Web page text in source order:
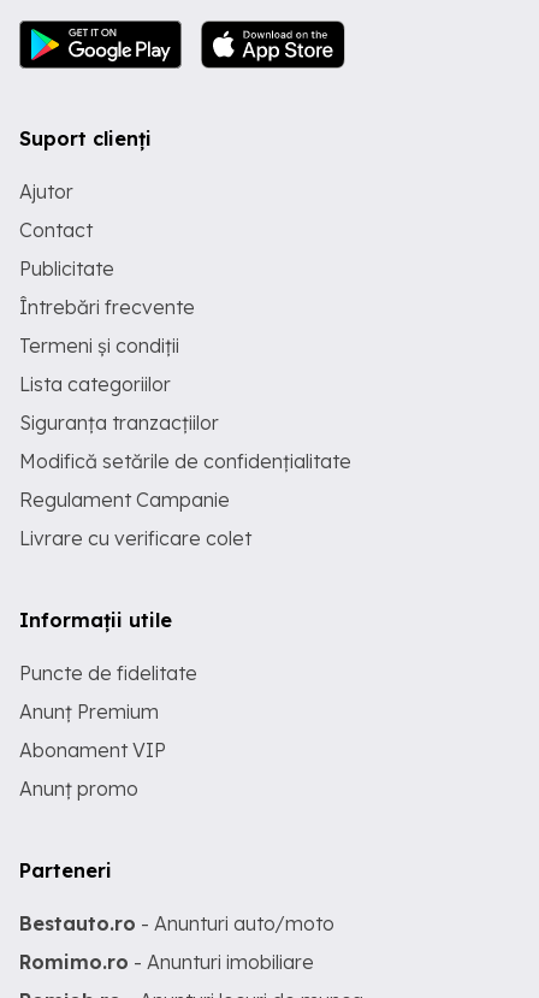
Suport clienți
Ajutor
Contact
Publicitate
Întrebări frecvente
Termeni și condiții
Lista categoriilor
Siguranța tranzacțiilor
Modifică setările de confidențialitate
Regulament Campanie
Livrare cu verificare colet
Informații utile
Puncte de fidelitate
Anunț Premium
Abonament VIP
Anunț promo
Parteneri
Bestauto.ro - Anunturi auto/moto
Romimo.ro - Anunturi imobiliare